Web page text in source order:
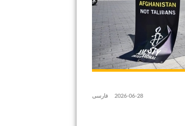
فارسی 2026-06-28